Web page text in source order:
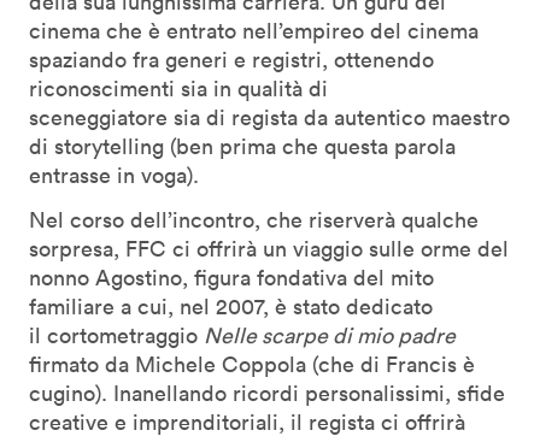
cinema che è entrato nell’empireo del cinema
spaziando fra generi e registri, ottenendo
riconoscimenti sia in qualità di
sceneggiatore sia di regista da autentico maestro
di storytelling (ben prima che questa parola
entrasse in voga).
Nel corso dell’incontro, che riserverà qualche
sorpresa, FFC ci offrirà un viaggio sulle orme del
nonno Agostino, figura fondativa del mito
familiare a cui, nel 2007, è stato dedicato
il cortometraggio Nelle scarpe di mio padre
firmato da Michele Coppola (che di Francis è
cugino). Inanellando ricordi personalissimi, sfide
creative e imprenditoriali, il regista ci offrirà